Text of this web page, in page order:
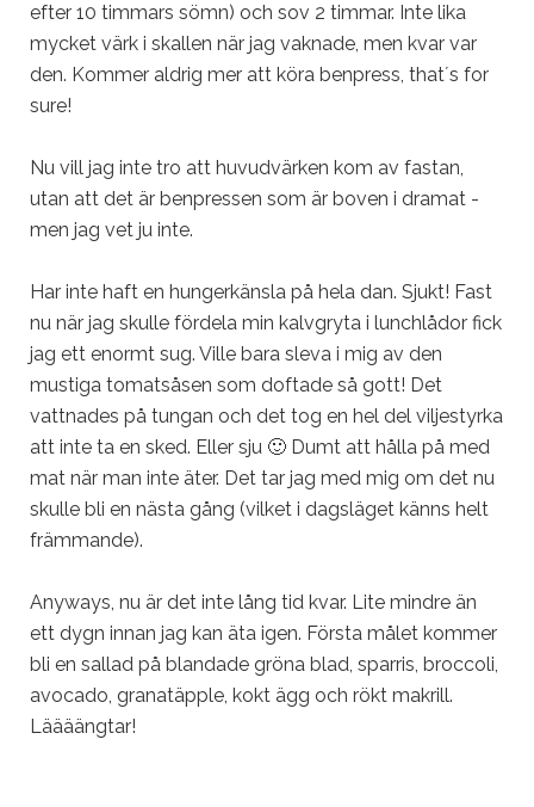
efter 10 timmars sömn) och sov 2 timmar. Inte lika
mycket värk i skallen när jag vaknade, men kvar var
den. Kommer aldrig mer att köra benpress, that´s for
sure!
Nu vill jag inte tro att huvudvärken kom av fastan,
utan att det är benpressen som är boven i dramat -
men jag vet ju inte.
Har inte haft en hungerkänsla på hela dan. Sjukt! Fast
nu när jag skulle fördela min kalvgryta i lunchlådor fick
jag ett enormt sug. Ville bara sleva i mig av den
mustiga tomatsåsen som doftade så gott! Det
vattnades på tungan och det tog en hel del viljestyrka
att inte ta en sked. Eller sju 🙂 Dumt att hålla på med
mat när man inte äter. Det tar jag med mig om det nu
skulle bli en nästa gång (vilket i dagsläget känns helt
främmande).
Anyways, nu är det inte lång tid kvar. Lite mindre än
ett dygn innan jag kan äta igen. Första målet kommer
bli en sallad på blandade gröna blad, sparris, broccoli,
avocado, granatäpple, kokt ägg och rökt makrill.
Läääängtar!